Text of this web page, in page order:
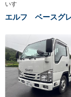
いすゞ
エルフ ベースグ